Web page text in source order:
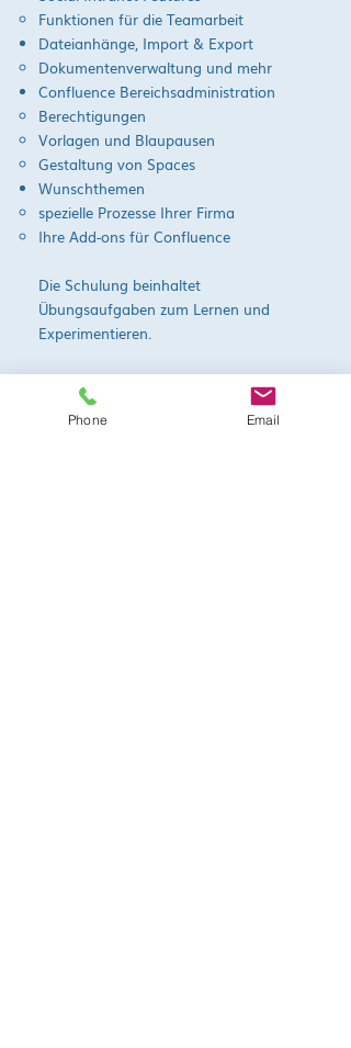
Funktionen für die Teamarbeit
Dateianhänge, Import & Export
Dokumentenverwaltung und mehr
Confluence Bereichsadministration
Berechtigungen
Vorlagen und Blaupausen
Gestaltung von Spaces
Wunschthemen
spezielle Prozesse Ihrer Firma
Ihre Add-ons für Confluence
Die Schulung beinhaltet
Übungsaufgaben zum Lernen und
Experimentieren.
Phone Email